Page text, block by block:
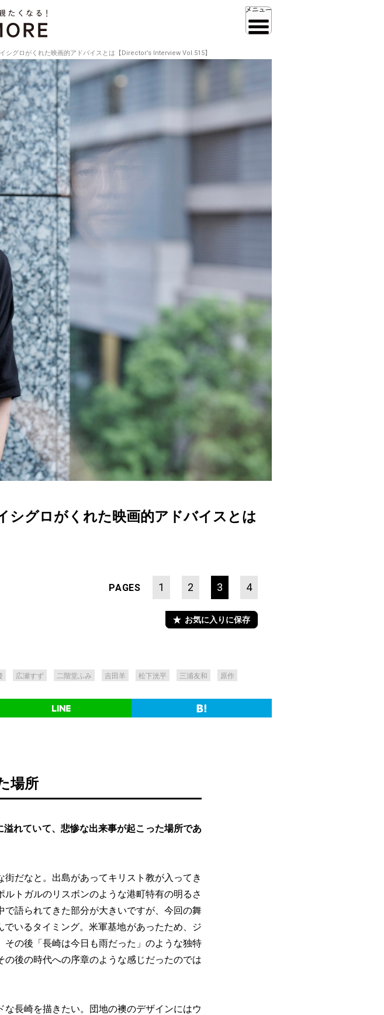
シグロがくれた映画的アドバイスとは【Director’s Interview Vol.515】
シグロがくれた映画的アドバイスとは
PAGES 1 2 3 4
お気に入りに保存
広瀬すず 二階堂ふみ 吉田羊 松下洸平 三浦友和 原作
場所
れていて、悲惨な出来事が起こった場所であ
だなと。出島があってキリスト教が入ってき
トガルのリスボンのような港町特有の明るさ
語られてきた部分が大きいですが、今回の舞
いるタイミング。米軍基地があったため、ジ
の後「長崎は今日も雨だった」のような独特
後の時代への序章のような感じだったのでは
長崎を描きたい。団地の襖のデザインにはウ